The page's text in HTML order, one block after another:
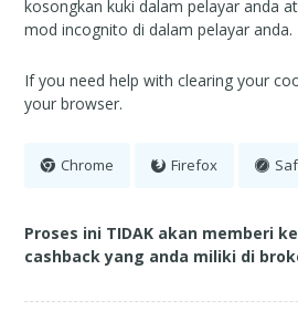
kosongkan kuki dalam pelayar anda
mod incognito di dalam pelayar anda.
If you need help with clearing your
your browser.
Chrome Firefox
Proses ini TIDAK akan memberi
cashback yang anda miliki di